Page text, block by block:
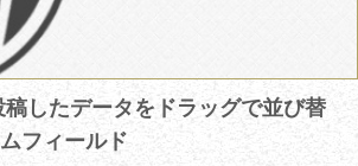
したデータをドラッグで並び替
フィールド